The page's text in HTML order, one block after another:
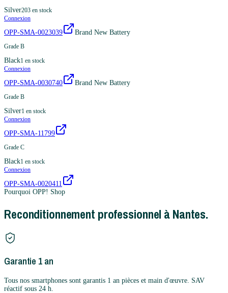
Silver203 en stock
Connexion
OPP-SMA-0023039 Brand New Battery
Grade B
Black1 en stock
Connexion
OPP-SMA-0030740 Brand New Battery
Grade B
Silver1 en stock
Connexion
OPP-SMA-11799
Grade C
Black1 en stock
Connexion
OPP-SMA-0020411
Pourquoi OPP! Shop
Reconditionnement professionnel à Nantes.
Garantie 1 an
Tous nos smartphones sont garantis 1 an pièces et main d'œuvre. SAV
réactif sous 24 h.